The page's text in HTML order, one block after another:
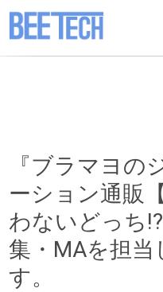
Skip
content
『ブラマヨの
ーション通販
わないどっち
集・MAを担当
す。